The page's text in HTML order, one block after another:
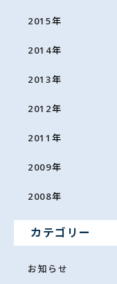
2015年
2014年
2013年
2012年
2011 年
2009年
2008年
カテゴリー
お知らせ